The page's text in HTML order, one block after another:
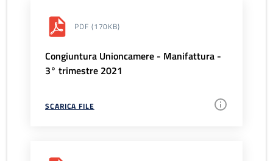
PDF (170KB)
Congiuntura Unioncamere - Manifattura -
3° trimestre 2021
SCARICA FILE